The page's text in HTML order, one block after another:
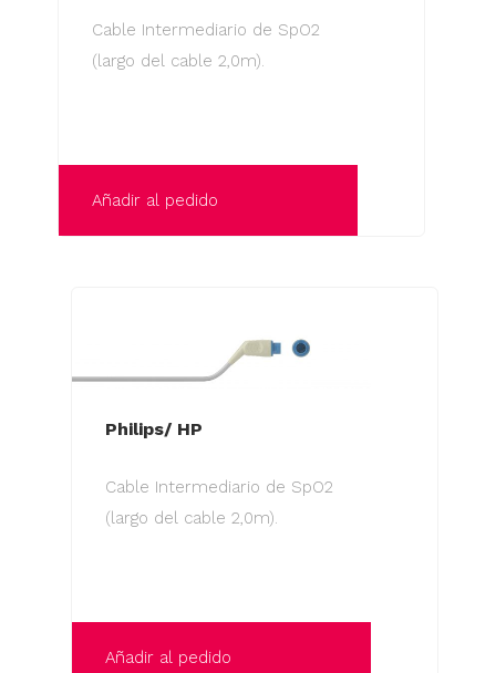
Cable Intermediario de SpO2
(largo del cable 2,0m).
Añadir al pedido
Philips/ HP
Cable Intermediario de SpO2
(largo del cable 2,0m).
Añadir al pedido